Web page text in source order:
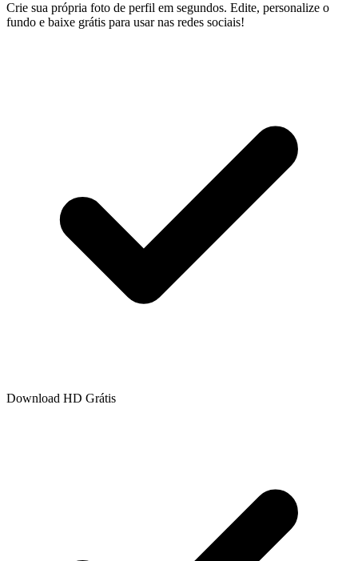
Crie sua própria foto de perfil em segundos. Edite, personalize o
fundo e baixe grátis para usar nas redes sociais!
Download HD Grátis